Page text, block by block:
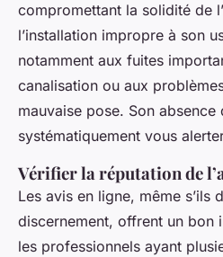
compromettant la solidité de
l’installation impropre à son
notamment aux fuites
canalisation ou aux
mauvaise pose. Son absence
systématiquement vous
Vérifier la réputation de
Les avis en ligne, même s’ils
discernement, offrent un bon
les professionnels ayant